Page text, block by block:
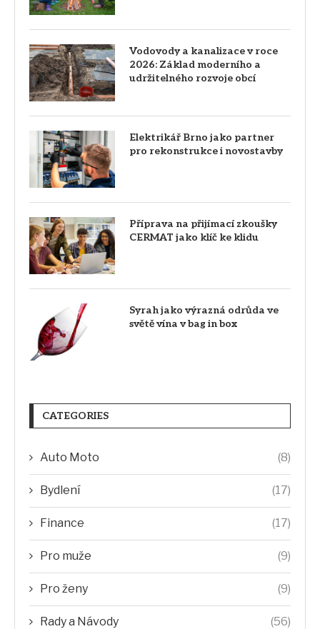
Vodovody a kanalizace v roce
2026: Základ moderního a
udržitelného rozvoje obcí
Elektrikář Brno jako partner
pro rekonstrukce i novostavby
Příprava na přijímací zkoušky
CERMAT jako klíč ke klidu
Syrah jako výrazná odrůda ve
světě vína v bag in box
CATEGORIES
Auto Moto (8)
Bydlení (17)
Finance (17)
Pro muže (9)
Pro ženy (9)
Rady a Návody (56)